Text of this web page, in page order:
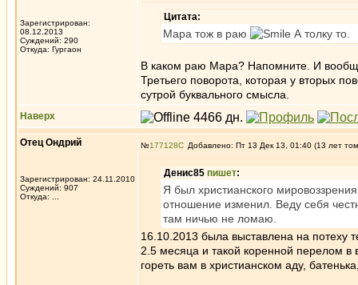
Зарегистрирован:
08.12.2013
Суждений: 290
Откуда: Гургаон
Цитата:
Мара тож в раю А толку то.
В каком раю Мара? Напомните. И
Третьего поворота, которая у вторых
сутрой буквального смысла.
Наверх
Отец Ондрий
Зарегистрирован: 24.11.2010
Суждений: 907
Откуда: ...
№177128 Добавлено: Пт 13 Дек 13, 01:40 (13 лет
Денис85 пишет:
Я был христианского
отношение изменил. Веду себя
там ничью не ломаю.
16.10.2013 была выставлена на потеху
2.5 месяца и такой коренной перелом
гореть вам в христианском аду,